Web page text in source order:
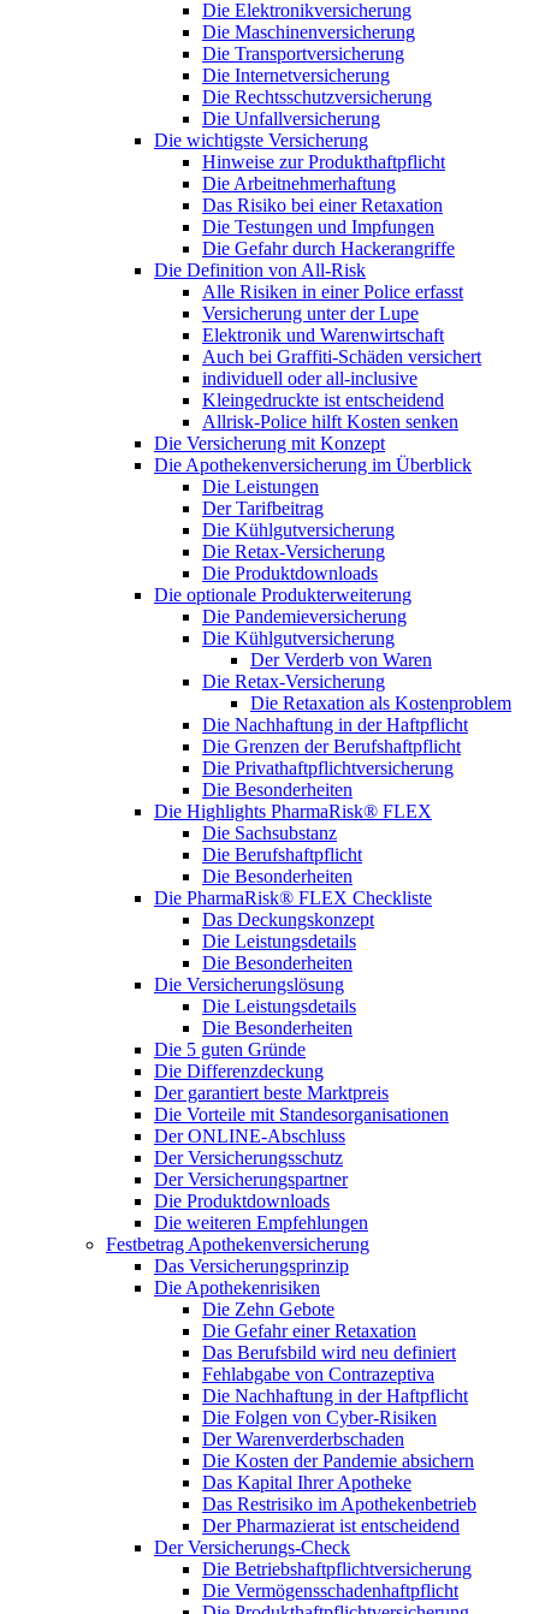
Die Elektronikversicherung
Die Maschinenversicherung
Die Transportversicherung
Die Internetversicherung
Die Rechtsschutzversicherung
Die Unfallversicherung
Die wichtigste Versicherung
Hinweise zur Produkthaftpflicht
Die Arbeitnehmerhaftung
Das Risiko bei einer Retaxation
Die Testungen und Impfungen
Die Gefahr durch Hackerangriffe
Die Definition von All-Risk
Alle Risiken in einer Police erfasst
Versicherung unter der Lupe
Elektronik und Warenwirtschaft
Auch bei Graffiti-Schäden versichert
individuell oder all-inclusive
Kleingedruckte ist entscheidend
Allrisk-Police hilft Kosten senken
Die Versicherung mit Konzept
Die Apothekenversicherung im Überblick
Die Leistungen
Der Tarifbeitrag
Die Kühlgutversicherung
Die Retax-Versicherung
Die Produktdownloads
Die optionale Produkterweiterung
Die Pandemieversicherung
Die Kühlgutversicherung
Der Verderb von Waren
Die Retax-Versicherung
Die Retaxation als Kostenproblem
Die Nachhaftung in der Haftpflicht
Die Grenzen der Berufshaftpflicht
Die Privathaftpflichtversicherung
Die Besonderheiten
Die Highlights PharmaRisk® FLEX
Die Sachsubstanz
Die Berufshaftpflicht
Die Besonderheiten
Die PharmaRisk® FLEX Checkliste
Das Deckungskonzept
Die Leistungsdetails
Die Besonderheiten
Die Versicherungslösung
Die Leistungsdetails
Die Besonderheiten
Die 5 guten Gründe
Die Differenzdeckung
Der garantiert beste Marktpreis
Die Vorteile mit Standesorganisationen
Der ONLINE-Abschluss
Der Versicherungsschutz
Der Versicherungspartner
Die Produktdownloads
Die weiteren Empfehlungen
Festbetrag Apothekenversicherung
Das Versicherungsprinzip
Die Apothekenrisiken
Die Zehn Gebote
Die Gefahr einer Retaxation
Das Berufsbild wird neu definiert
Fehlabgabe von Contrazeptiva
Die Nachhaftung in der Haftpflicht
Die Folgen von Cyber-Risiken
Der Warenverderbschaden
Die Kosten der Pandemie absichern
Das Kapital Ihrer Apotheke
Das Restrisiko im Apothekenbetrieb
Der Pharmazierat ist entscheidend
Der Versicherungs-Check
Die Betriebshaftpflichtversicherung
Die Vermögensschadenhaftpflicht